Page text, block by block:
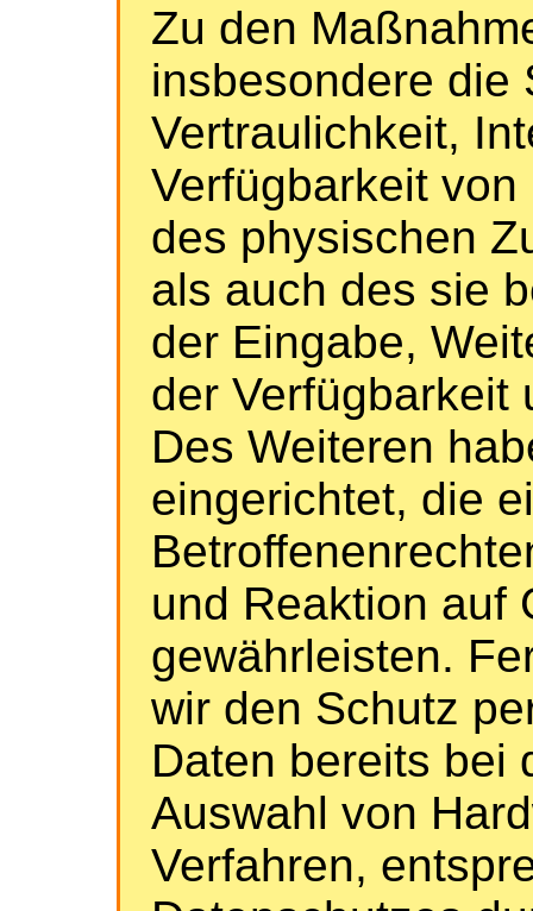
Zu den
insbesondere die
Vertraulichkeit,
Verfügbarkeit
des physischen
als auch des sie
der Eingabe,
der Verfügbarkeit
Des Weiteren
eingerichtet, die
und Reaktion auf
gewährleisten.
wir den Schutz
Daten bereits bei
Auswahl von
Verfahren,